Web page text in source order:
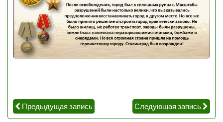
Предыдущая запись Следующая запись